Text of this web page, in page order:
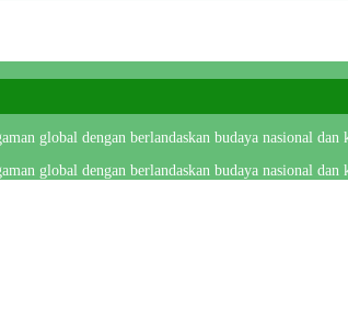
global dengan berlandaskan budaya nasional
global dengan berlandaskan budaya nasional